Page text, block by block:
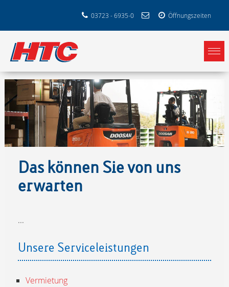
03723 - 6935-0 Öffnungszeiten
Das können Sie von uns
erwarten
...
Unsere Serviceleistungen
Vermietung